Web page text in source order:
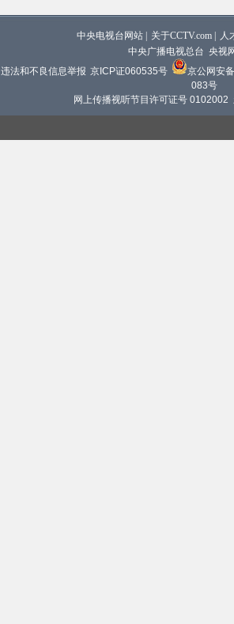
中央电视台网站 关于CCTV.com
人
中央广播电视总台 央视
违法和不良信息举报 京ICP证060535号
京公网安
083号
网上传播视听节目许可证号